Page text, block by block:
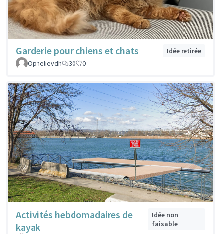
Garderie pour chiens et chats
Idée retirée
Ophelievdh
30 0
Activités hebdomadaires de
kayak
Idée non
faisable